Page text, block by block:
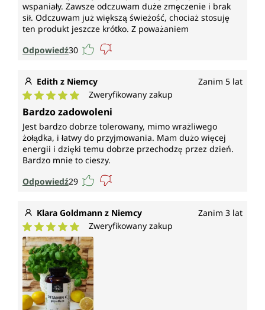
wspaniały. Zawsze odczuwam duże zmęczenie i brak
sił. Odczuwam już większą świeżość, chociaż stosuję
ten produkt jeszcze krótko. Z poważaniem
Odpowiedź30
Edith z Niemcy Zanim 5 lat
Średnia ocena 5 z 5 gwiazdek
Zweryfikowany zakup
Bardzo zadowoleni
Jest bardzo dobrze tolerowany, mimo wrażliwego
żołądka, i łatwy do przyjmowania. Mam dużo więcej
energii i dzięki temu dobrze przechodzę przez dzień.
Bardzo mnie to cieszy.
Odpowiedź29
Klara Goldmann z Niemcy Zanim 3 lat
Średnia ocena 5 z 5 gwiazdek
Zweryfikowany zakup